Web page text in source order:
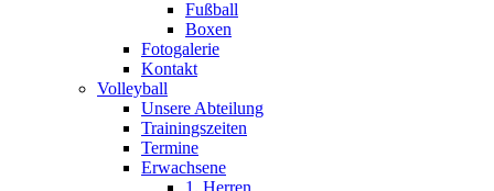
Fußball
Boxen
Fotogalerie
Kontakt
Volleyball
Unsere Abteilung
Trainingszeiten
Termine
Erwachsene
1. Herren